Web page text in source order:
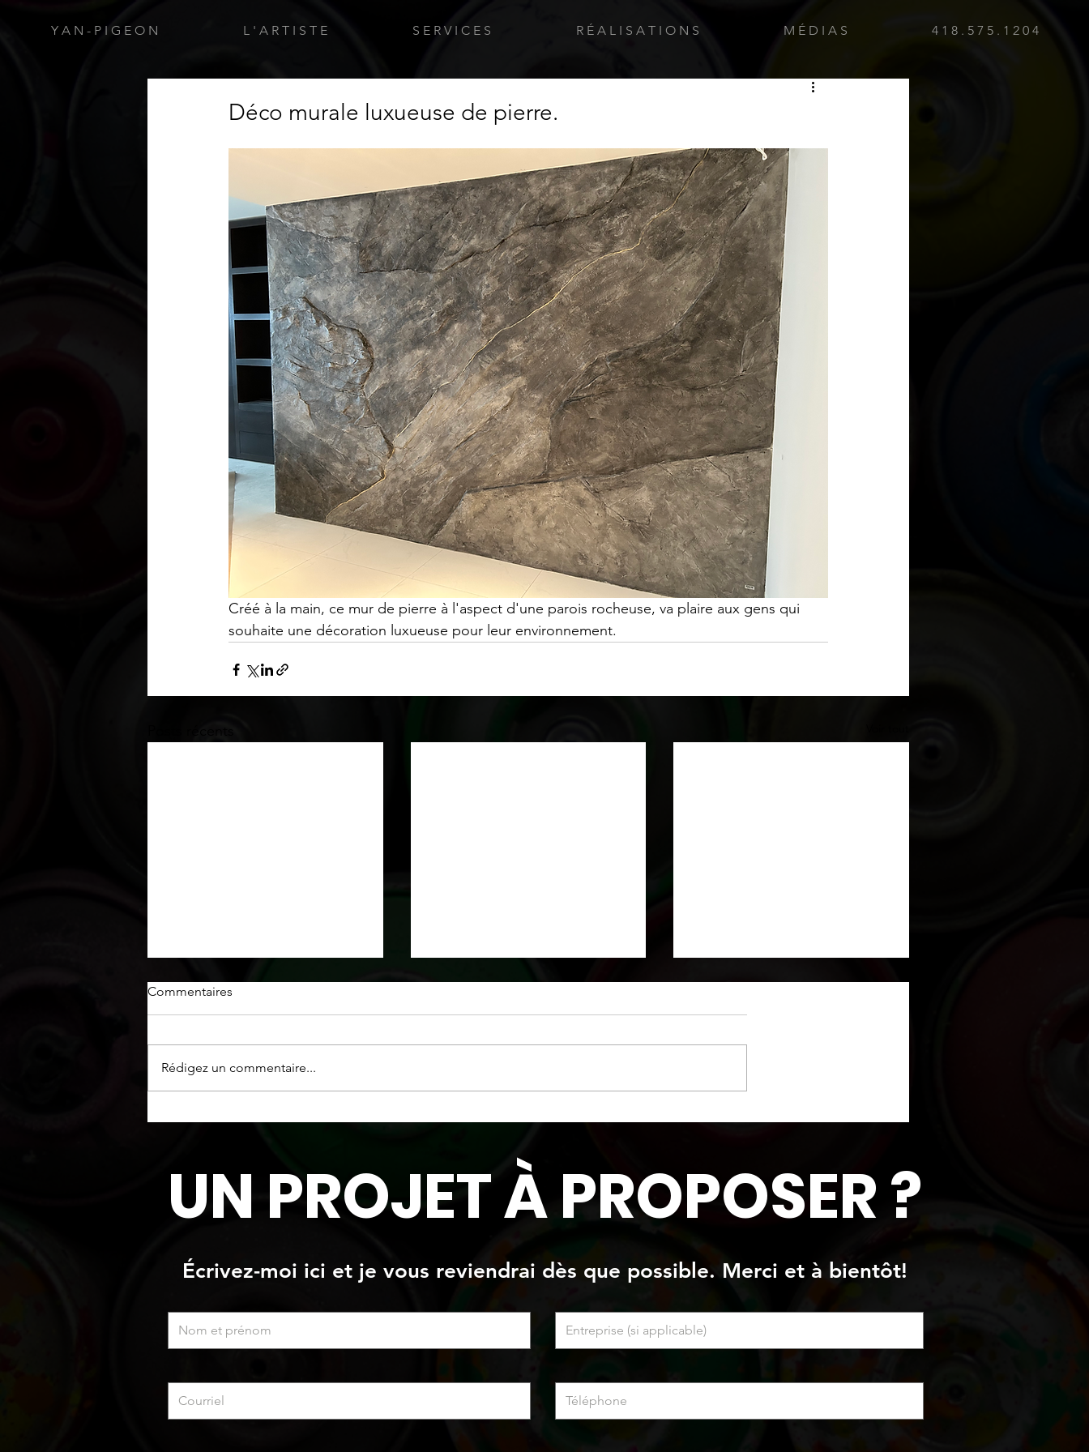
Y A N - P I G E O N L ' A R T I S T E S E R V I C E S R É A L I S A T I O N S M É D I A S 4 1 8 . 5 7 5 . 1 2 0 4
Déco murale luxueuse de pierre.
Créé à la main, ce mur de pierre à l'aspect d'une parois rocheuse, va plaire aux gens qui
souhaite une décoration luxueuse pour leur environnement.
Fini "pierres" de style
Mur en texture de style
Commentaires
Rédigez un commentaire...
UN PROJET À PROPOSER ?
Écrivez-moi ici et je vous reviendrai dès que possible. Merci et à bientôt!